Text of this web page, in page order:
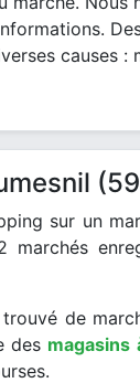
causes :
sur un
marchés
de
des magasins